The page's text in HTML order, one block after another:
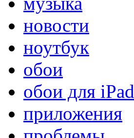
новости
ноутбук
обои
обои для iPad
приложения